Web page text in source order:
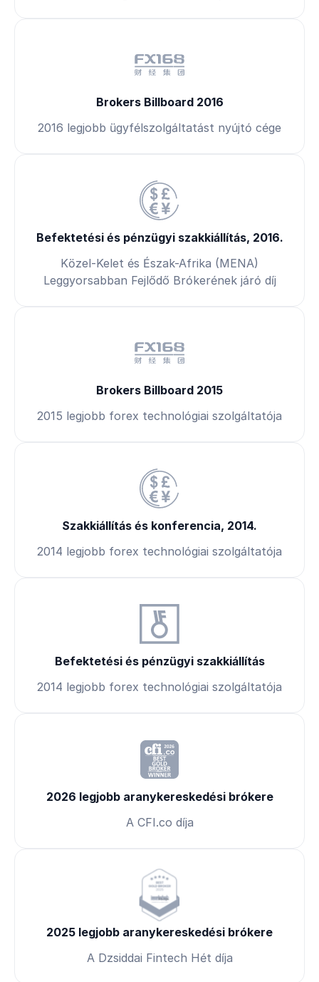
Brokers Billboard 2016
2016 legjobb ügyfélszolgáltatást nyújtó cége
Befektetési és pénzügyi szakkiállítás, 2016.
Közel-Kelet és Észak-Afrika (MENA)
Leggyorsabban Fejlődő Brókerének járó díj
Brokers Billboard 2015
2015 legjobb forex technológiai szolgáltatója
Szakkiállítás és konferencia, 2014.
2014 legjobb forex technológiai szolgáltatója
Befektetési és pénzügyi szakkiállítás
2014 legjobb forex technológiai szolgáltatója
2026 legjobb aranykereskedési brókere
A CFI.co díja
2025 legjobb aranykereskedési brókere
A Dzsiddai Fintech Hét díja